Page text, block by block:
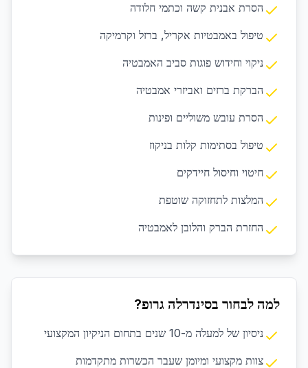
הסרת אבנית קשה וכתמי חלודה
טיפול באמבטיות אקריל, ברזל וקרמיקה
ניקוי וחידוש פוגות סביב האמבטיה
הברקת ברזים ואביזרי אמבטיה
הסרת עובש משוליים ופינות
טיפול בסתימות קלות בניקוז
חיטוי וחיסול חיידקים
המלצות לתחזוקה שוטפת
החזרת הברק והלובן לאמבטיה
למה לבחור בסינדרלה גרופ?
ניסיון של למעלה מ-10 שנים בתחום הניקיון המקצועי
צוות מקצועי ומיומן שעבר הכשרות מתקדמות